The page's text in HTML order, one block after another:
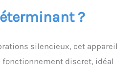
?
silencieux, cet appareil
fonctionnement discret, idéal